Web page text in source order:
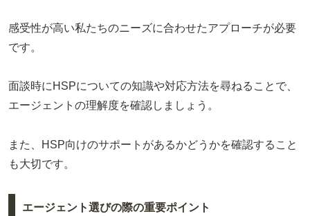
感受性が高い私たちのニーズに合わせたアプローチが必要
です。
面談時にHSPについての知識や対応方法を尋ねることで、
エージェントの理解度を確認しましょう。
また、HSP向けのサポートがあるかどうかを確認すること
も大切です。
エージェント選びの際の重要ポイント